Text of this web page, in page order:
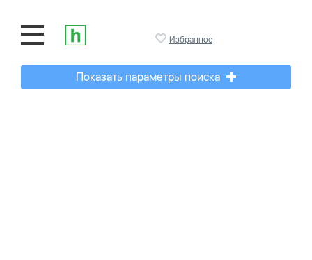
Избранное
Показать параметры поиска